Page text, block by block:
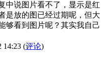
中说图片看不了，显示是红
是放的图已经过期呢，但大
够看到图片呢？其实我自己
14:23 (评论)